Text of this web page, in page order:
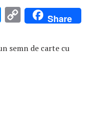
M
se
C
o
p
Share
semn de carte cu